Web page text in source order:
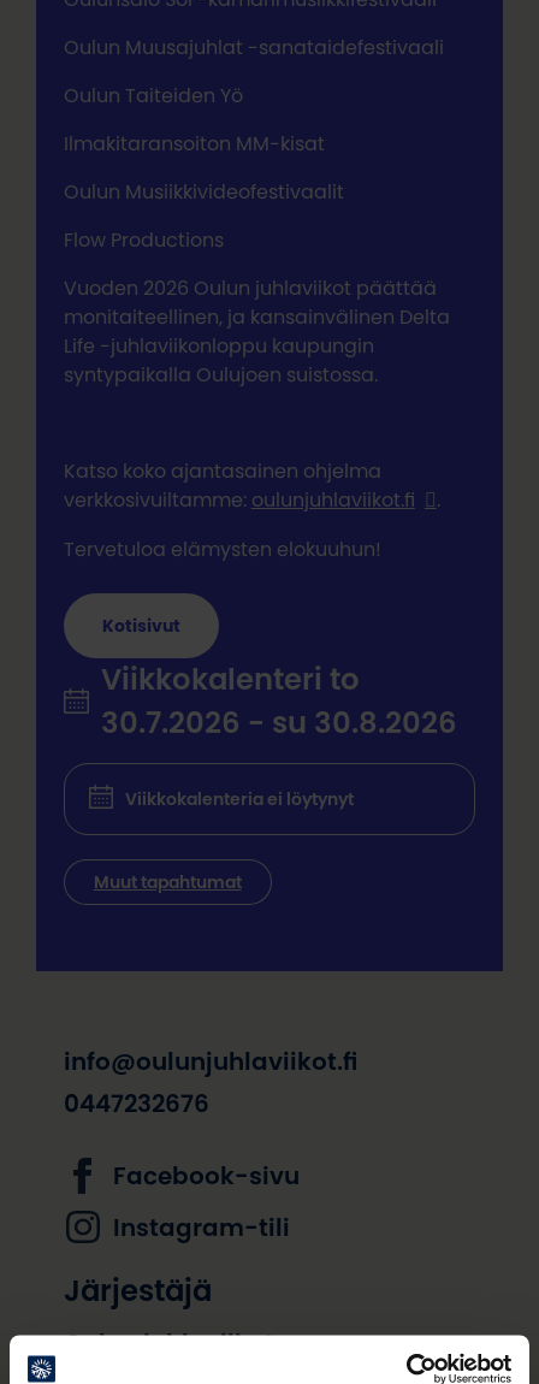
Oulun Muusajuhlat -sanataidefestivaali
Oulun Taiteiden Yö
Ilmakitaransoiton MM-kisat
Oulun Musiikkivideofestivaalit
Flow Productions
Vuoden 2026 Oulun juhlaviikot päättää
monitaiteellinen, ja kansainvälinen Delta
Life -juhlaviikonloppu kaupungin
syntypaikalla Oulujoen suistossa.
Katso koko ajantasainen ohjelma
verkkosivuiltamme: oulunjuhlaviikot.fi
Tervetuloa elämysten elokuuhun!
Kotisivut
Viikkokalenteri to
30.7.2026 - su 30.8.2026
Viikkokalenteria ei löytynyt
Muut tapahtumat
info@oulunjuhlaviikot.fi
0447232676
Facebook-sivu
Instagram-tili
Järjestäjä
Oulun juhlaviikot